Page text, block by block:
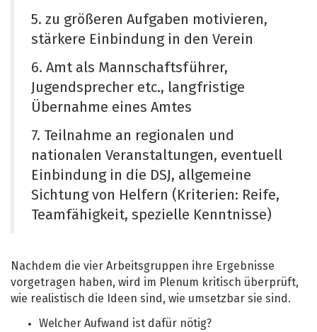
5. zu größeren Aufgaben motivieren,
stärkere Einbindung in den Verein
6. Amt als Mannschaftsführer,
Jugendsprecher etc., langfristige
Übernahme eines Amtes
7. Teilnahme an regionalen und
nationalen Veranstaltungen, eventuell
Einbindung in die DSJ, allgemeine
Sichtung von Helfern (Kriterien: Reife,
Teamfähigkeit, spezielle Kenntnisse)
Nachdem die vier Arbeitsgruppen ihre Ergebnisse
vorgetragen haben, wird im Plenum kritisch überprüft,
wie realistisch die Ideen sind, wie umsetzbar sie sind.
Welcher Aufwand ist dafür nötig?